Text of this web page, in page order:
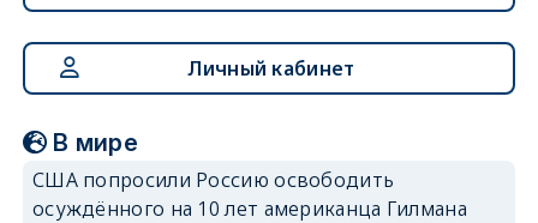
Личный кабинет
В мире
США попросили Россию освободить
осуждённого на 10 лет американца Гилмана